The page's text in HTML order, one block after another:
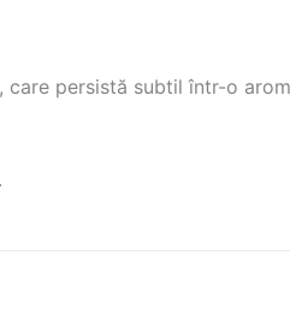
persistă subtil într-o